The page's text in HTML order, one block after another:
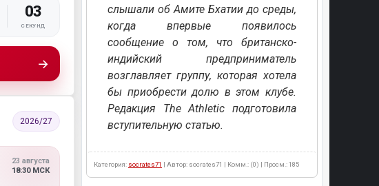
02
СЕКУНД
→
2026/27
23 августа
18:30 МСК
слышали об Амите Бхатии до среды,
когда впервые появилось
сообщение о том, что британско-
индийский предприниматель
возглавляет группу, которая хотела
бы приобрести долю в этом клубе.
Редакция The Athletic подготовила
вступительную статью.
Категория: socrates71 | Автор: socrates71 | Комм.: (0) | Просм.: 185